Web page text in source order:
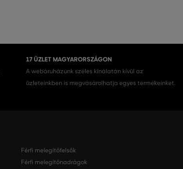
17 ÜZLET MAGYARORSZÁGON
A webáruházunk széles kínálatán kívül az
üzleteinkben is megvásárolhatja egyes termékeinket.
Férfi melegítőfelsők
Férfi melegítőnadrágok